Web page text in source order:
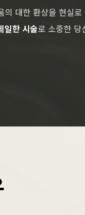
대한 환상을 현실로
일한 시술로 소중한 당